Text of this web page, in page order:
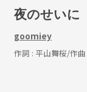
夜のせいに
goomiey
作詞 : 平山舞桜/作曲